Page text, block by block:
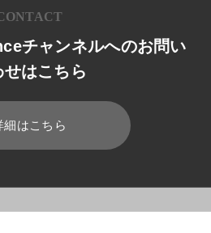
チャンネルへのお問い
せはこちら
細はこちら